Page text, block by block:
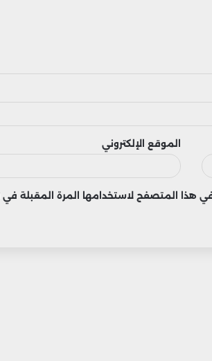
الموقع الإلكتروني
في هذا المتصفح لاستخدامها المرة المقبلة